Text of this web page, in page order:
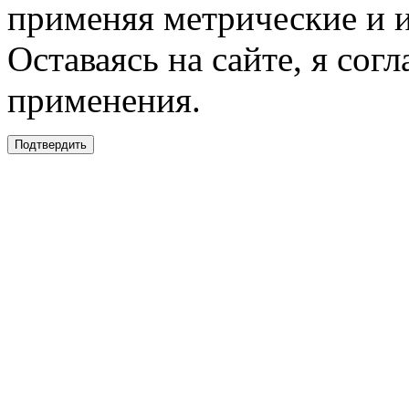
применяя метрические и
Оставаясь на сайте, я
применения.
Подтвердить